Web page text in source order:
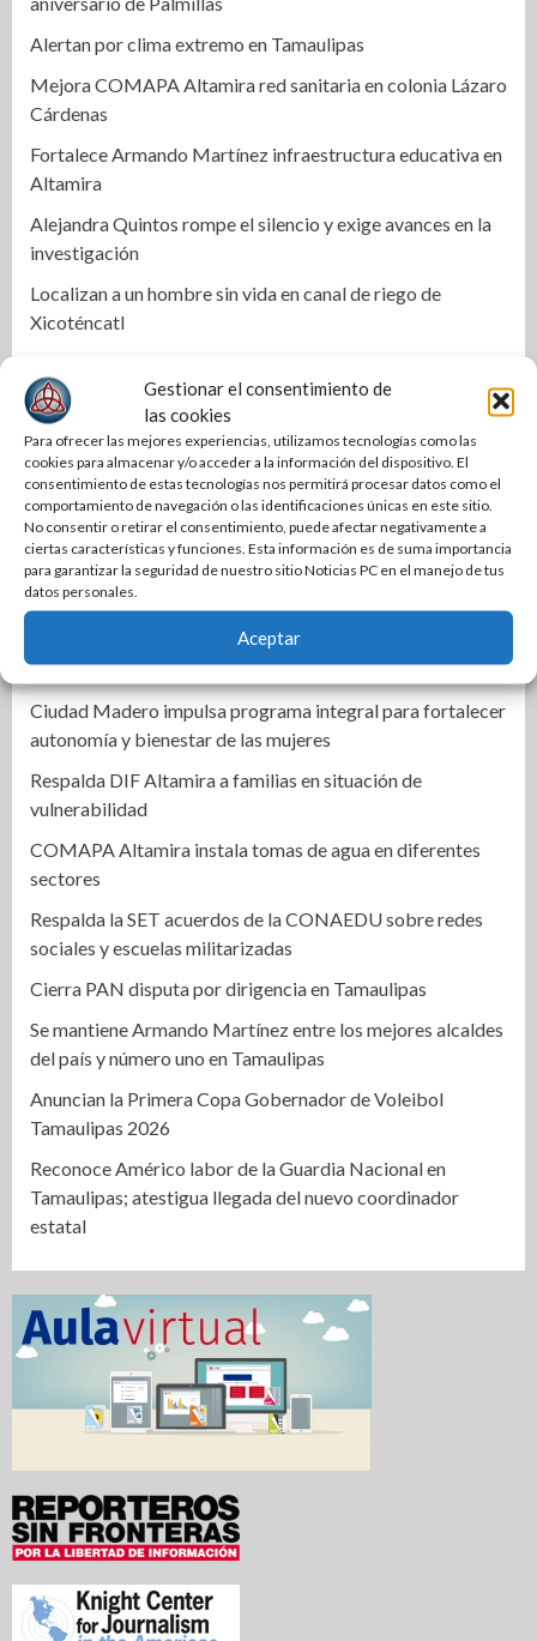
Gestionar el consentimiento de
las cookies
Para ofrecer las mejores experiencias, utilizamos tecnologías como las
cookies para almacenar y/o acceder a la información del dispositivo. El
consentimiento de estas tecnologías nos permitirá procesar datos como el
comportamiento de navegación o las identificaciones únicas en este sitio.
No consentir o retirar el consentimiento, puede afectar negativamente a
ciertas características y funciones. Esta información es de suma importancia
para garantizar la seguridad de nuestro sitio Noticias PC en el manejo de tus
datos personales.
Aceptar
Alertan por clima extremo en Tamaulipas
Mejora COMAPA Altamira red sanitaria en colonia Lázaro
Cárdenas
Fortalece Armando Martínez infraestructura educativa en
Altamira
Alejandra Quintos rompe el silencio y exige avances en la
investigación
Localizan a un hombre sin vida en canal de riego de
Xicoténcatl
persona resulta intoxicada
Lupe González anuncia regreso político y busca alcaldía
de Ciudad Madero
Una Tras Otra | Turistean en la CDM aspirantes a
coordinadores
Gobierno de Tampico fortalece control y transparencia en
mercados rodantes
Regreso a clases moverá 925 millones de pesos en
Reynosa
Ciudad Madero impulsa programa integral para fortalecer
autonomía y bienestar de las mujeres
Respalda DIF Altamira a familias en situación de
vulnerabilidad
COMAPA Altamira instala tomas de agua en diferentes
sectores
Respalda la SET acuerdos de la CONAEDU sobre redes
sociales y escuelas militarizadas
Cierra PAN disputa por dirigencia en Tamaulipas
Se mantiene Armando Martínez entre los mejores alcaldes
del país y número uno en Tamaulipas
Anuncian la Primera Copa Gobernador de Voleibol
Tamaulipas 2026
Reconoce Américo labor de la Guardia Nacional en
Tamaulipas; atestigua llegada del nuevo coordinador
estatal